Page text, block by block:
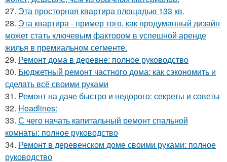
27. Эта просторная квартира площадью 133 кв.
28. Эта квартира - пример того, как продуманный дизайн
может стать ключевым фактором в успешной аренде
жилья в премиальном сегменте.
29. Ремонт дома в деревне: полное руководство
30. Бюджетный ремонт частного дома: как сэкономить и
сделать всё своими руками
31. Ремонт на даче быстро и недорого: секреты и советы
32. Headlines:
33. С чего начать капитальный ремонт спальной
комнаты: полное руководство
34. Ремонт в деревенском доме своими руками: полное
руководство